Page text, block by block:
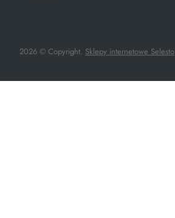
2026 © Copyright. Sklepy internetowe Selesto